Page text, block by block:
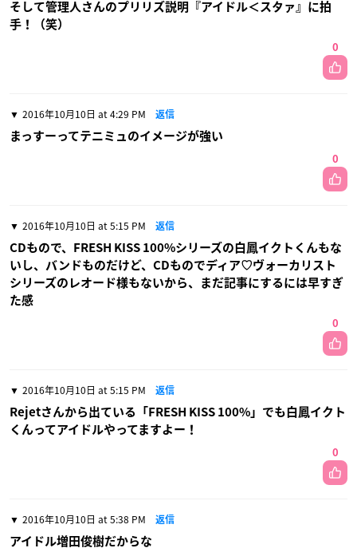
そして管理人さんのプリリズ説明『アイドル＜スタァ』に拍
手！（笑）
0
2016年10月10日 at 4:29 PM 返信
まっすーってテニミュのイメージが強い
0
2016年10月10日 at 5:15 PM 返信
CDもので、FRESH KISS 100%シリーズの白鳳イクトくんもな
いし、バンドものだけど、CDものでディア♡ヴォーカリスト
シリーズのレオード様もないから、まだ記事にするには早すぎ
た感
0
2016年10月10日 at 5:15 PM 返信
Rejetさんから出ている「FRESH KISS 100%」でも白鳳イクト
くんってアイドルやってますよー！
0
2016年10月10日 at 5:38 PM 返信
アイドル増田俊樹だからな